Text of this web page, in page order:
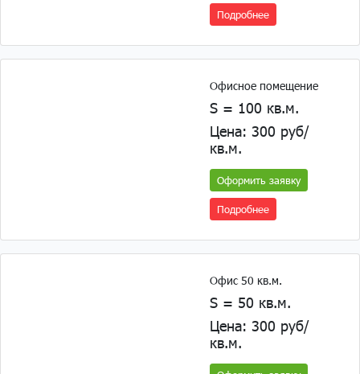
Подробнее
Офисное помещение
S = 100 кв.м.
Цена: 300 руб/
кв.м.
Оформить заявку
Подробнее
Офис 50 кв.м.
S = 50 кв.м.
Цена: 300 руб/
кв.м.